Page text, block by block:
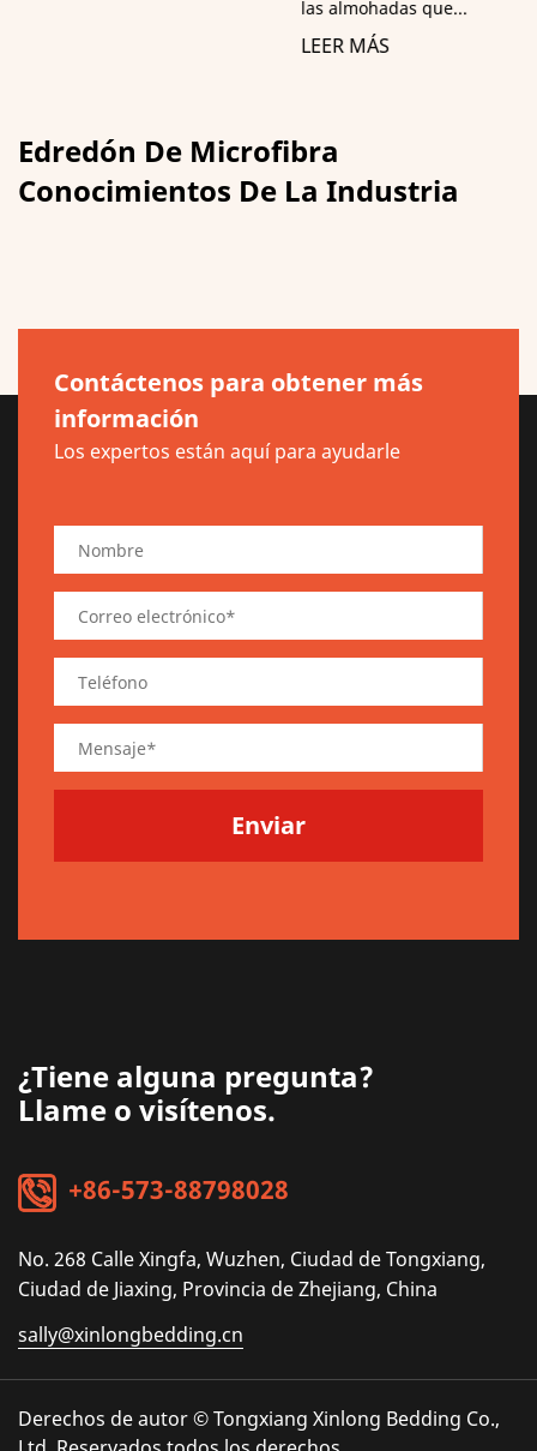
Edredón De Microfibra
Conocimientos De La Industria
Contáctenos para obtener más
información
Los expertos están aquí para ayudarle
¿Tiene alguna pregunta?
Llame o visítenos.
+86-573-88798028
No. 268 Calle Xingfa, Wuzhen, Ciudad de Tongxiang,
Ciudad de Jiaxing, Provincia de Zhejiang, China
sally@xinlongbedding.cn
Derechos de autor © Tongxiang Xinlong Bedding Co.,